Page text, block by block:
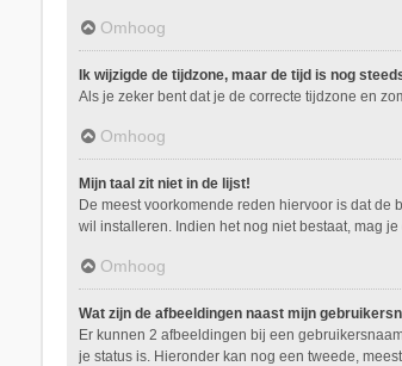
Omhoog
Ik wijzigde de tijdzone, maar de tijd is nog
Als je zeker bent dat je de correcte tijdzone en
Omhoog
Mijn taal zit niet in de lijst!
De meest voorkomende reden hiervoor is dat
wil installeren. Indien het nog niet bestaat, mag
Omhoog
Wat zijn de afbeeldingen naast mijn
Er kunnen 2 afbeeldingen bij een
je status is. Hieronder kan nog een tweede,